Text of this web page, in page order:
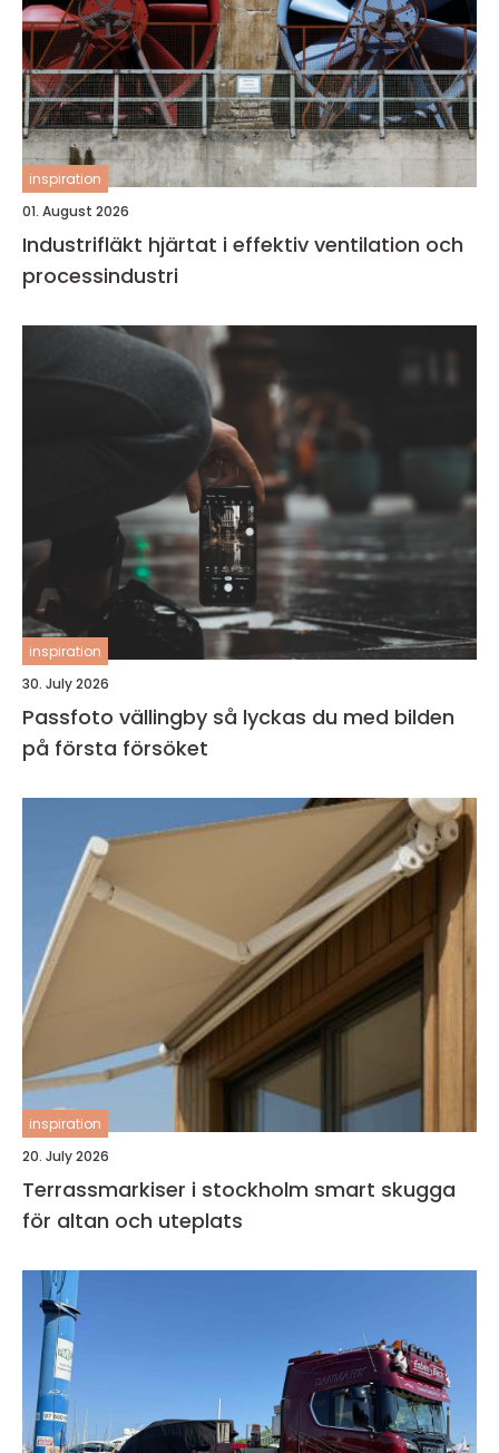
inspiration
01. August 2026
Industrifläkt hjärtat i effektiv ventilation och
processindustri
inspiration
30. July 2026
Passfoto vällingby så lyckas du med bilden
på första försöket
inspiration
20. July 2026
Terrassmarkiser i stockholm smart skugga
för altan och uteplats